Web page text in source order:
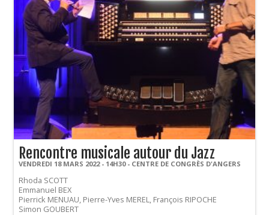
Rencontre musicale autour du Jazz
VENDREDI 18 MARS 2022 - 14H30 - CENTRE DE CONGRÈS D'ANGERS
Rhoda SCOTT
Emmanuel BEX
Pierrick MENUAU, Pierre-Yves MEREL, François RIPOCHE
Simon GOUBERT